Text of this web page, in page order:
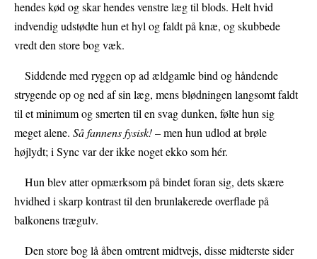
hendes kød og skar hendes venstre læg til blods. Helt hvid
indvendig udstødte hun et hyl og faldt på knæ, og skubbede
vredt den store bog væk.
Siddende med ryggen op ad ældgamle bind og håndende
strygende op og ned af sin læg, mens blødningen langsomt faldt
til et minimum og smerten til en svag dunken, følte hun sig
meget alene. Så fannens fysisk!– men hun udlod at brøle
højlydt; i Sync var der ikke noget ekko som hér.
Hun blev atter opmærksom på bindet foran sig, dets skære
hvidhed i skarp kontrast til den brunlakerede overflade på
balkonens trægulv.
Den store bog lå åben omtrent midtvejs, disse midterste sider